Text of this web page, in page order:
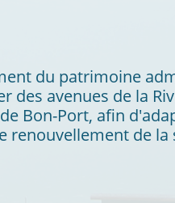
du patrimoine
avenues de la
Bon-Port, afin
renouvellement de